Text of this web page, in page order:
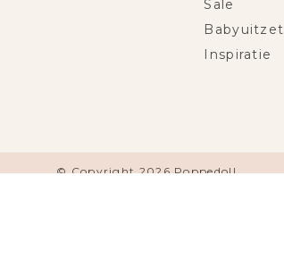
Sale
Babyuitzet
Inspiratie
© Copyright 2026 Poppedoll